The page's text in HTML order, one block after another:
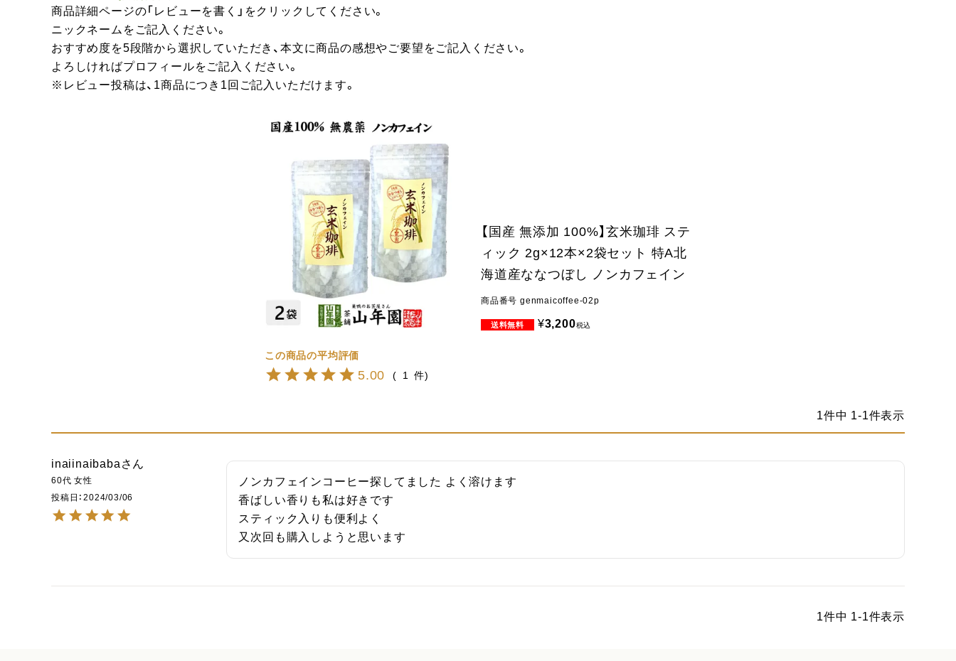
商品詳細ページの「レビューを書く」をクリックしてください。
ニックネームをご記入ください。
おすすめ度を5段階から選択していただき、本文に商品の感想やご要望をご記入ください。
よろしければプロフィールをご記入ください。
※レビュー投稿は、1商品につき1回ご記入いただけます。
【国産 無添加 100%】玄米珈琲 ステ
ィック 2g×12本×2袋セット 特A北
海道産ななつぼし ノンカフェイン
商品番号 genmaicoffee-02p
¥3,200税込
5.00 1
1件中 1-1件表示
inaiinaibaba
60代 女性
投稿日
2024/03/06
ノンカフェインコーヒー探してました よく溶けます
香ばしい香りも私は好きです
スティック入りも便利よく
又次回も購入しようと思います
1件中 1-1件表示